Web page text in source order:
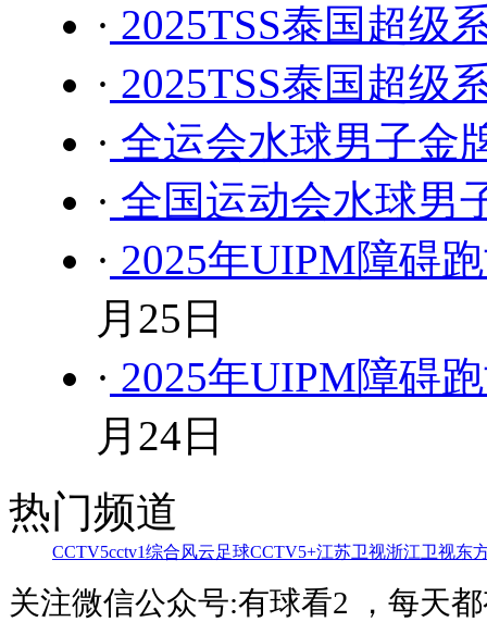
· 2025TSS泰国超级
· 2025TSS泰国超级
· 全运会水球男子金
· 全国运动会水球男
· 2025年UIPM障碍
月25日
· 2025年UIPM障碍
月24日
热门频道
CCTV5cctv1综合风云足球CCTV5+江苏卫视浙江卫视东
关注微信公众号:有球看2 ，每天